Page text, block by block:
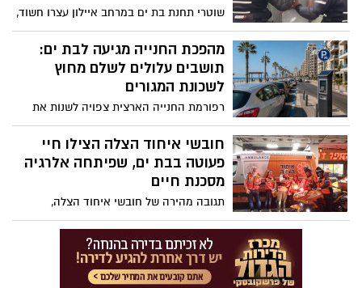
שוטרי תחנת בת ים במרחב איילון עצרו חשוד,
תושב בת ים, בחשד לביצוע אונס אלים שארע
זמן קצר קודם לכן בצעירה בת 18 במלון דירות
בעיר; בהתאם לממצאי החקירה תבקש
המשטרה להאריך את מעצרו בבית המשפט
מהפכת החנייה מגיעה לבת ים:
תושבים עלולים לשלם מחוץ
לשכונת המגורים
רפורמת החנייה הארצית צפויה לשנות את
הכללים גם בבת ים. החל מ-2027 תושבי העיר
עשויים ליהנות מחנייה חינם רק באזור
מגוריהם
חובשי איחוד הצלה הצילו חיי
פעוטה בבת ים, שפיתחה אלרגיה
מסכנת חיים
תגובה מהירה של חובשי איחוד הצלה,
לקריאה על בת שנה ושבעה חודשים,
שפיתחה תגובה אלרגית חריפה לאגוזים -
הציל את חייה